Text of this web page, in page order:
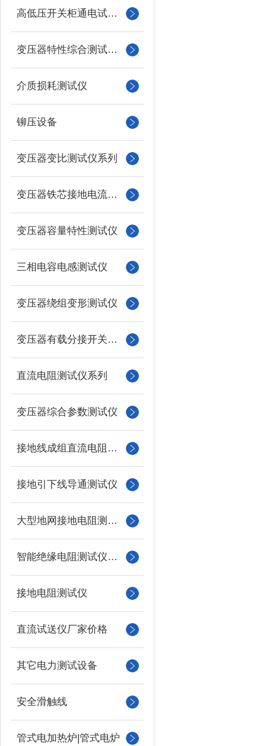
高低压开关柜通电试验台
变压器特性综合测试台系列
介质损耗测试仪
铆压设备
变压器变比测试仪系列
变压器铁芯接地电流测试仪
变压器容量特性测试仪
三相电容电感测试仪
变压器绕组变形测试仪
变压器有载分接开关测试仪
直流电阻测试仪系列
变压器综合参数测试仪
接地线成组直流电阻测试仪
接地引下线导通测试仪
大型地网接地电阻测试仪
智能绝缘电阻测试仪（兆欧表）
接地电阻测试仪
直流试送仪厂家价格
其它电力测试设备
安全滑触线
管式电加热炉|管式电炉